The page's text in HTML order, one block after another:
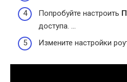
Попробуйте настроить
доступа. …
Измените настройки